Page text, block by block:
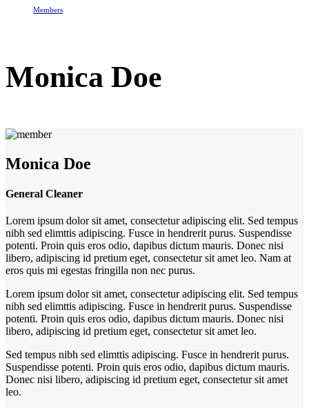
Members
Monica Doe
Monica Doe
General Cleaner
Lorem ipsum dolor sit amet, consectetur adipiscing elit. Sed tempus
nibh sed elimttis adipiscing. Fusce in hendrerit purus. Suspendisse
potenti. Proin quis eros odio, dapibus dictum mauris. Donec nisi
libero, adipiscing id pretium eget, consectetur sit amet leo. Nam at
eros quis mi egestas fringilla non nec purus.
Lorem ipsum dolor sit amet, consectetur adipiscing elit. Sed tempus
nibh sed elimttis adipiscing. Fusce in hendrerit purus. Suspendisse
potenti. Proin quis eros odio, dapibus dictum mauris. Donec nisi
libero, adipiscing id pretium eget, consectetur sit amet leo.
Sed tempus nibh sed elimttis adipiscing. Fusce in hendrerit purus.
Suspendisse potenti. Proin quis eros odio, dapibus dictum mauris.
Donec nisi libero, adipiscing id pretium eget, consectetur sit amet
leo.